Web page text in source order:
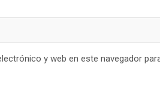
y web en este navegador